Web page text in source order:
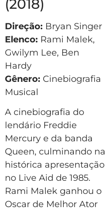
(2018)
Direção: Bryan Singer
Elenco: Rami Malek,
Gwilym Lee, Ben
Hardy
Gênero: Cinebiografia
Musical
A cinebiografia do
lendário Freddie
Mercury e da banda
Queen, culminando na
histórica apresentação
no Live Aid de 1985.
Rami Malek ganhou o
Oscar de Melhor Ator